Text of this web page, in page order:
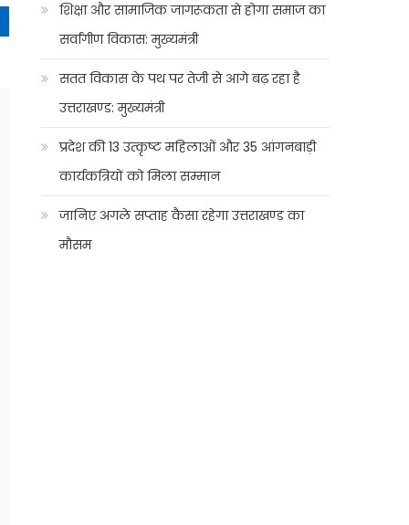
शिक्षा और सामाजिक जागरूकता से होगा समाज का
सर्वांगीण विकास: मुख्यमंत्री
सतत विकास के पथ पर तेजी से आगे बढ़ रहा है
उत्तराखण्ड: मुख्यमंत्री
प्रदेश की 13 उत्कृष्ट महिलाओं और 35 आंगनबाड़ी
कार्यकत्रियों को मिला सम्मान
जानिए अगले सप्ताह कैसा रहेगा उत्तराखण्ड का
मौसम